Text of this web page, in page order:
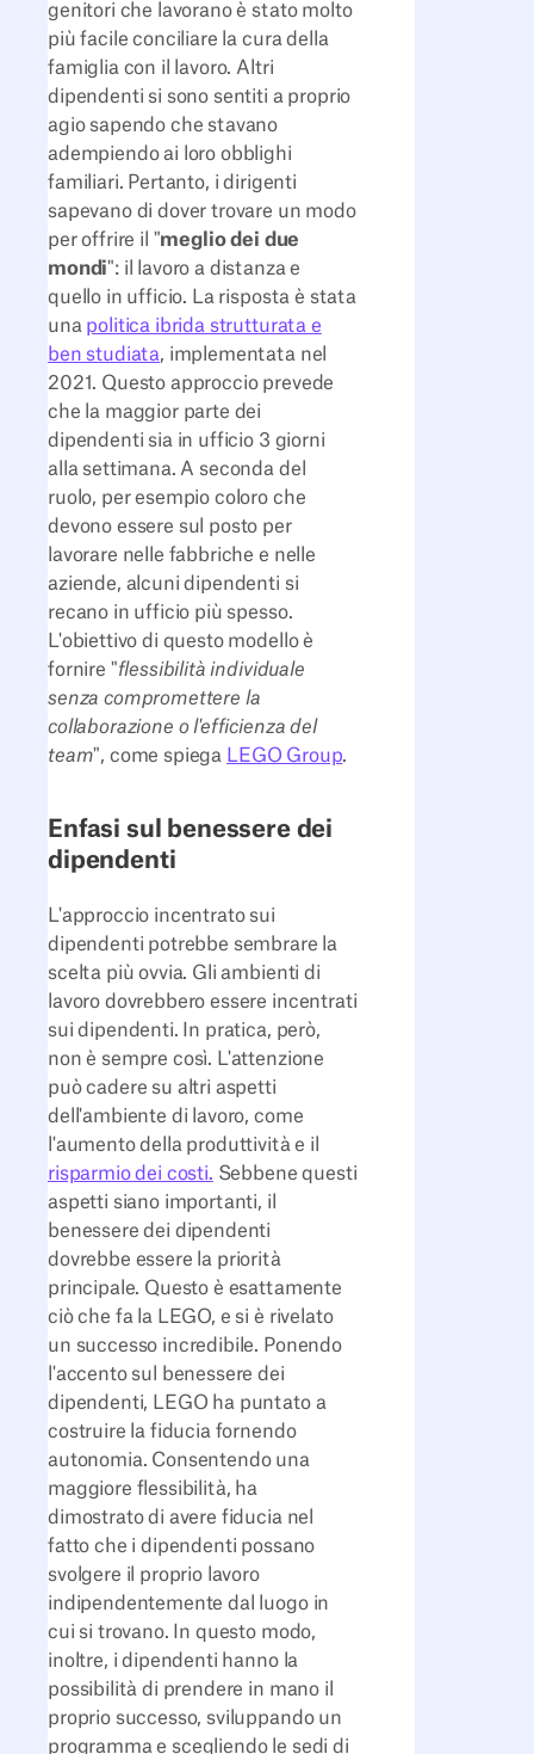
genitori che lavorano è stato molto
più facile conciliare la cura della
famiglia con il lavoro. Altri
dipendenti si sono sentiti a proprio
agio sapendo che stavano
adempiendo ai loro obblighi
familiari. Pertanto, i dirigenti
sapevano di dover trovare un modo
per offrire il "meglio dei due
mondi": il lavoro a distanza e
quello in ufficio. La risposta è stata
una politica ibrida strutturata e
ben studiata, implementata nel
2021. Questo approccio prevede
che la maggior parte dei
dipendenti sia in ufficio 3 giorni
alla settimana. A seconda del
ruolo, per esempio coloro che
devono essere sul posto per
lavorare nelle fabbriche e nelle
aziende, alcuni dipendenti si
recano in ufficio più spesso.
L'obiettivo di questo modello è
fornire "flessibilità individuale
senza compromettere la
collaborazione o l'efficienza del
team", come spiega LEGO Group.
Enfasi sul benessere dei
dipendenti
L'approccio incentrato sui
dipendenti potrebbe sembrare la
scelta più ovvia. Gli ambienti di
lavoro dovrebbero essere incentrati
sui dipendenti. In pratica, però,
non è sempre così. L'attenzione
può cadere su altri aspetti
dell'ambiente di lavoro, come
l'aumento della produttività e il
risparmio dei costi. Sebbene questi
aspetti siano importanti, il
benessere dei dipendenti
dovrebbe essere la priorità
principale. Questo è esattamente
ciò che fa la LEGO, e si è rivelato
un successo incredibile. Ponendo
l'accento sul benessere dei
dipendenti, LEGO ha puntato a
costruire la fiducia fornendo
autonomia. Consentendo una
maggiore flessibilità, ha
dimostrato di avere fiducia nel
fatto che i dipendenti possano
svolgere il proprio lavoro
indipendentemente dal luogo in
cui si trovano. In questo modo,
inoltre, i dipendenti hanno la
possibilità di prendere in mano il
proprio successo, sviluppando un
programma e scegliendo le sedi di